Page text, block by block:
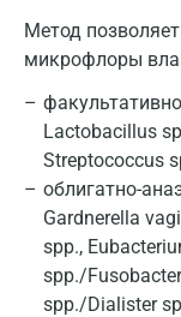
Метод
микрофлоры
Lactobacillus
Streptococcus
облигатно-
Gardnerella
spp.,
spp./
spp./Dialister